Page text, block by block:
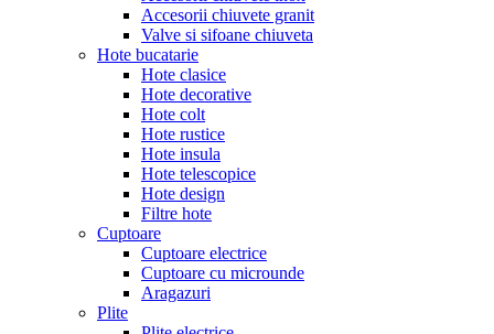
Accesorii chiuvete granit
Valve si sifoane chiuveta
Hote bucatarie
Hote clasice
Hote decorative
Hote colt
Hote rustice
Hote insula
Hote telescopice
Hote design
Filtre hote
Cuptoare
Cuptoare electrice
Cuptoare cu microunde
Aragazuri
Plite